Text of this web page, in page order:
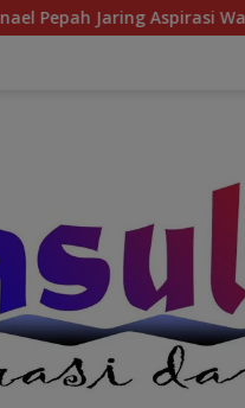
Warga, Kawal Krisis Air